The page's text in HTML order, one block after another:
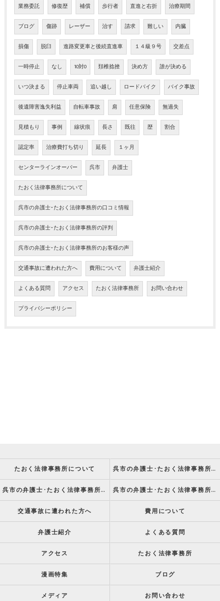
業務委託 修復歴 補償 歩行者 直進と右折 治療期間
ブログ 傷跡 レーザー 治す 請求 難しい 内臓
損傷 脱臼 進路変更車と後続直進車 １４級９号 交差点
一時停止 なし 10対0 頚椎捻挫 決め方 誰が決める
いつ決まる 停止車両 追い越し ロードバイク バイク事故
後遺障害逸失利益 自転車事故 肩 任意保険 無過失
見積もり 事例 線状痕 長さ 既往 歴 割合
認定率 治療費打ち切り 延長 １ヶ月
センターラインオーバー 呉市 弁護士
たおく法律事務所について
呉市の弁護士･たおく法律事務所の口コミ情報
呉市の弁護士･たおく法律事務所の評判
呉市の弁護士･たおく法律事務所のお客様の声
交通事故に遭われた方へ 費用について 弁護士紹介
よくある質問 アクセス たおく法律事務所 お問い合わせ
プライバシーポリシー
たおく法律事務所について 呉市の弁護士･たおく法律事務所の強み
呉市の弁護士･たおく法律事務所の特徴 呉市の弁護士･たおく法律事務所の方針
交通事故に遭われた方へ 費用について
弁護士紹介 よくある質問
アクセス たおく法律事務所
漫画特集 ブログ
メディア お問い合わせ